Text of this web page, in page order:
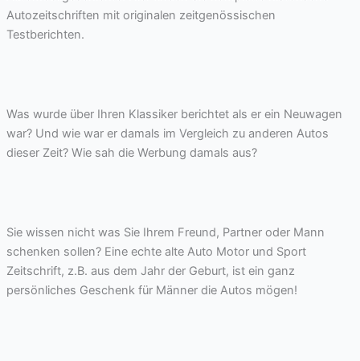
Autozeitschriften mit originalen zeitgenössischen
Testberichten.
Was wurde über Ihren Klassiker berichtet als er ein Neuwagen
war? Und wie war er damals im Vergleich zu anderen Autos
dieser Zeit? Wie sah die Werbung damals aus?
Sie wissen nicht was Sie Ihrem Freund, Partner oder Mann
schenken sollen? Eine echte alte Auto Motor und Sport
Zeitschrift, z.B. aus dem Jahr der Geburt, ist ein ganz
persönliches Geschenk für Männer die Autos mögen!